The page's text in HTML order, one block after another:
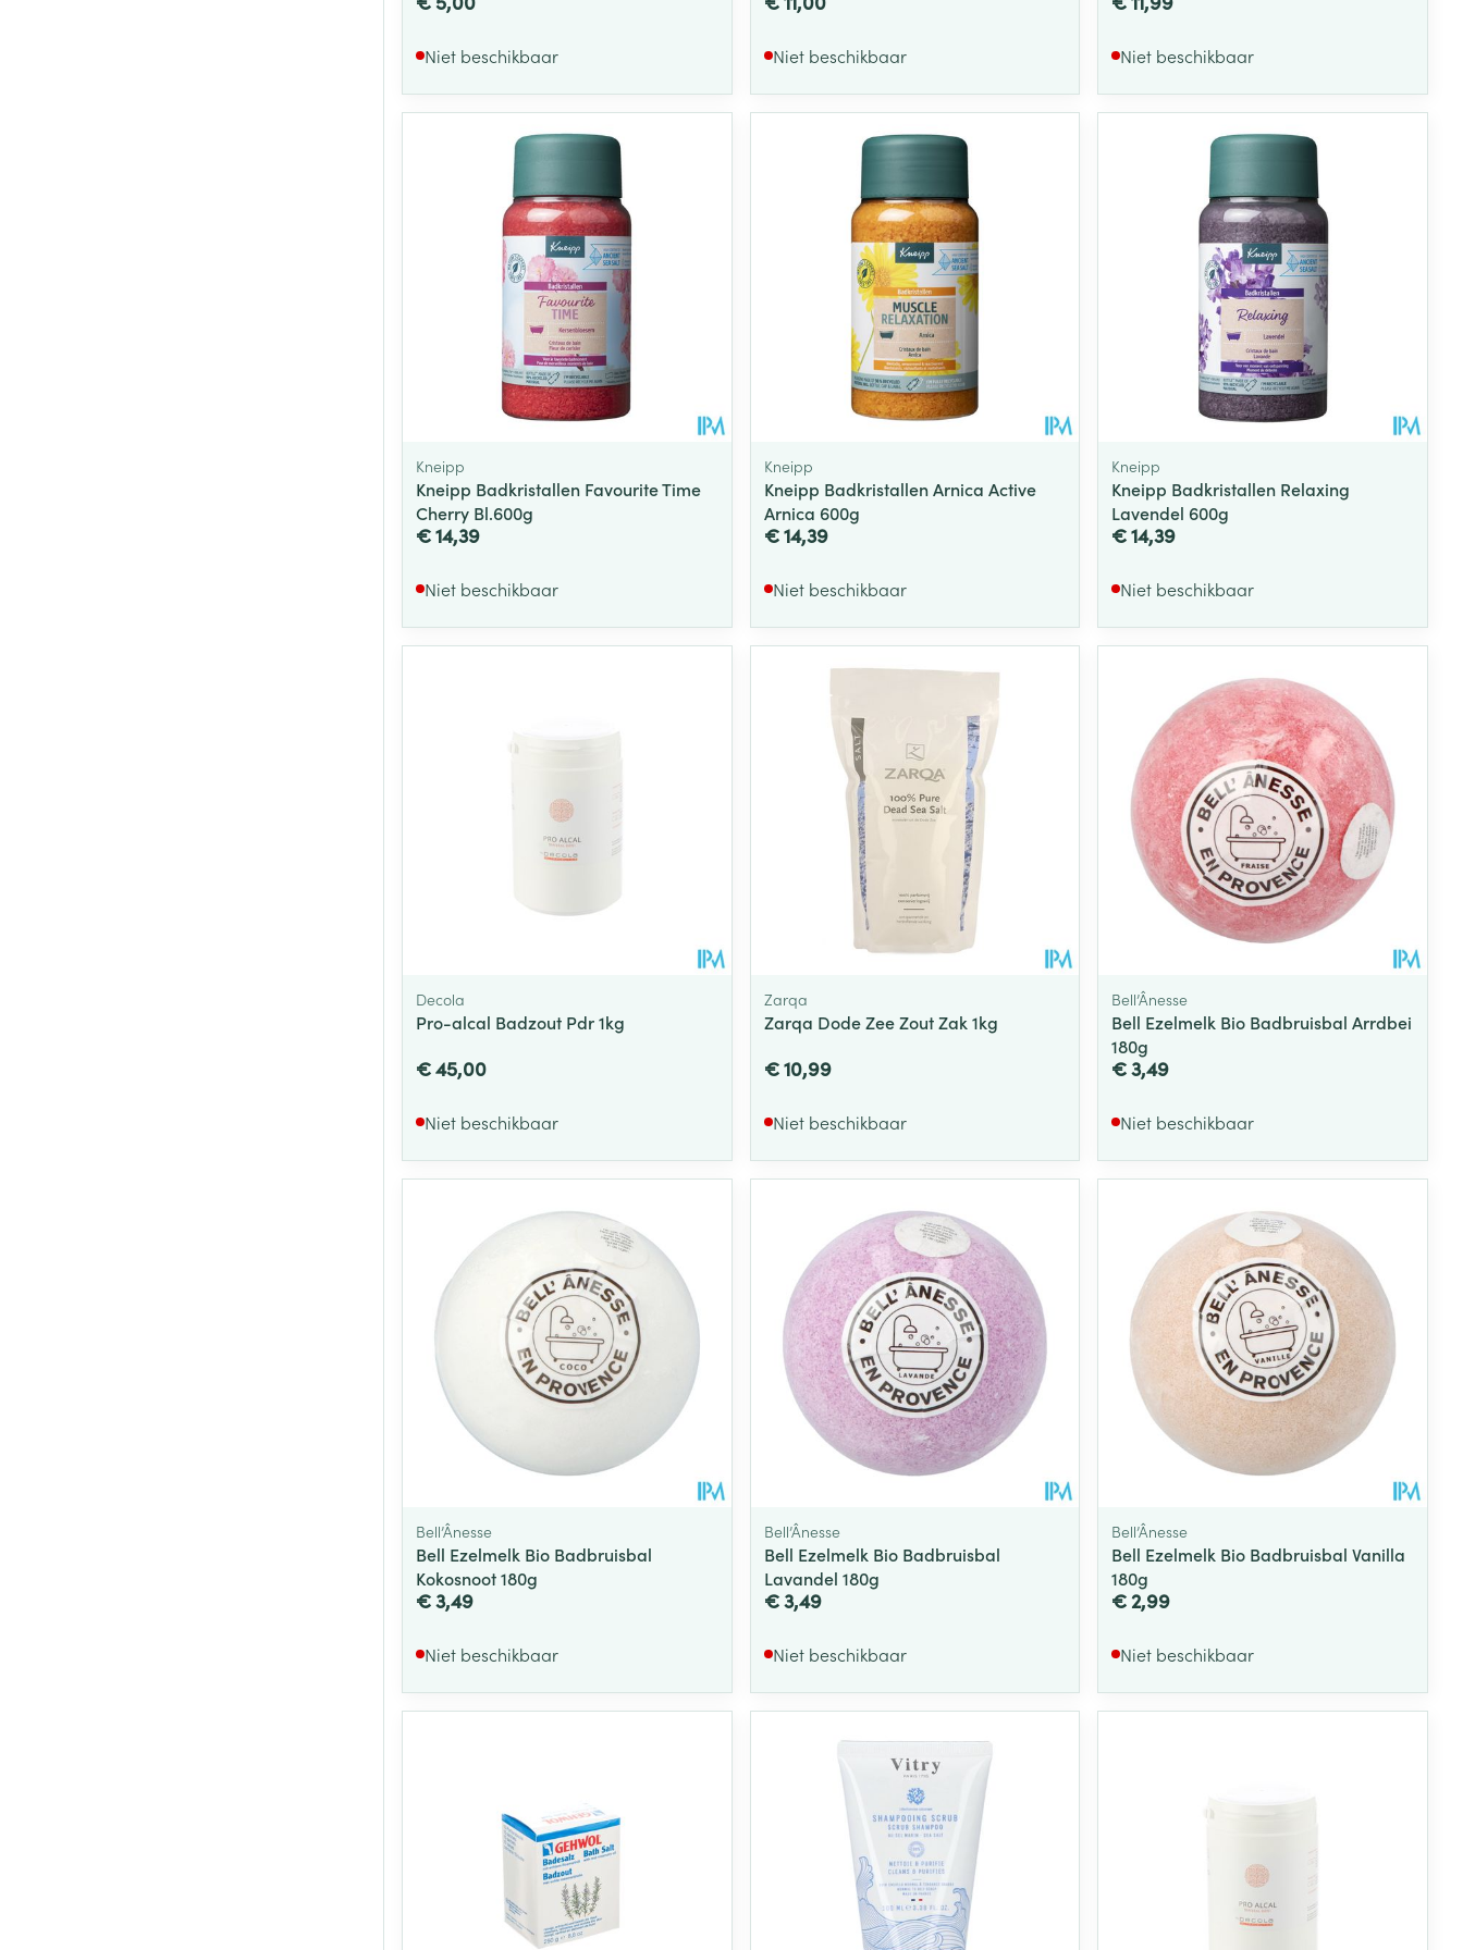
Niet beschikbaar Niet beschikbaar Niet beschikbaar
Kneipp
Kneipp Badkristallen Favourite Time
Cherry Bl.600g
€ 14,39
Niet beschikbaar
Kneipp
Kneipp Badkristallen Arnica Active
Arnica 600g
€ 14,39
Niet beschikbaar
Kneipp
Kneipp Badkristallen Relaxing
Lavendel 600g
€ 14,39
Niet beschikbaar
Decola
Pro-alcal Badzout Pdr 1kg
€ 45,00
Niet beschikbaar
Zarqa
Zarqa Dode Zee Zout Zak 1kg
€ 10,99
Niet beschikbaar
Bell’Ânesse
Bell Ezelmelk Bio Badbruisbal Arrdbei
180g
€ 3,49
Niet beschikbaar
Bell’Ânesse
Bell Ezelmelk Bio Badbruisbal
Kokosnoot 180g
€ 3,49
Niet beschikbaar
Bell’Ânesse
Bell Ezelmelk Bio Badbruisbal
Lavandel 180g
€ 3,49
Niet beschikbaar
Bell’Ânesse
Bell Ezelmelk Bio Badbruisbal Vanilla
180g
€ 2,99
Niet beschikbaar